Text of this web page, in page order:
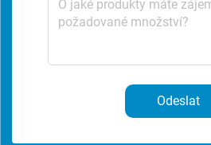
Odeslat